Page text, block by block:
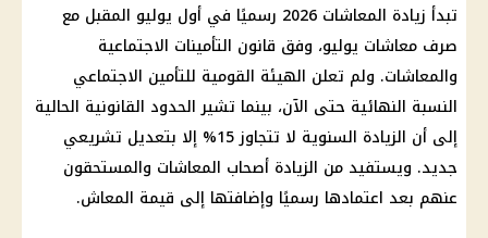
تبدأ زيادة المعاشات 2026
رسميًا في أول يوليو المقبل مع
صرف معاشات يوليو، وفق قانون التأمينات الاجتماعية
والمعاشات. ولم تعلن الهيئة القومية للتأمين الاجتماعي
النسبة النهائية حتى الآن، بينما تشير الحدود القانونية الحالية
إلى أن الزيادة السنوية لا تتجاوز 15% إلا بتعديل تشريعي
جديد. ويستفيد من الزيادة أصحاب المعاشات والمستحقون
عنهم بعد اعتمادها رسميًا وإضافتها إلى قيمة المعاش.